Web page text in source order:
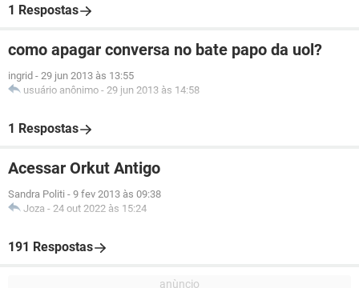
1 Respostas
como apagar conversa no bate papo da uol?
ingrid - 29 jun 2013 às 13:55
usuário anônimo - 29 jun 2013 às 14:58
1 Respostas
Acessar Orkut Antigo
Sandra Politi - 9 fev 2013 às 09:38
Joza - 24 out 2022 às 15:24
191 Respostas